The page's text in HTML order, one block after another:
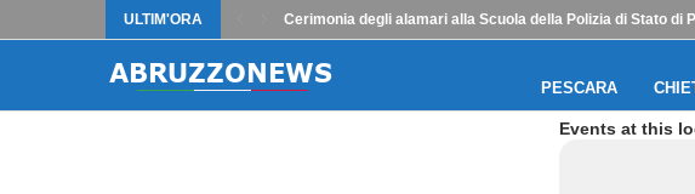
ULTIM'ORA Cerimonia degli alamari alla Scuola della Polizia di Stato di
PESCARA
Events at this